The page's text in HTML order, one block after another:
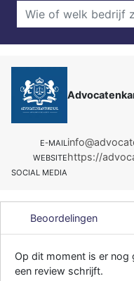
E-MAIL
WEBSITEhttps://
SOCIAL MEDIA
Beoordelingen
Op dit moment is er nog
een review schrijft.